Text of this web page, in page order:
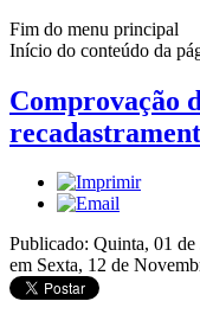
Fim do menu principal
Início do conteúdo da
Comprovação
Publicado: Quinta, 01
em Sexta, 12 de